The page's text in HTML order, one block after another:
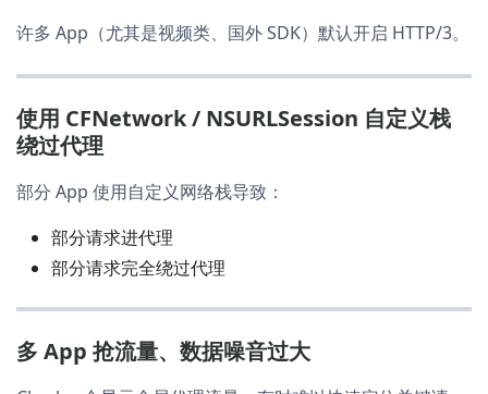
许多 App（尤其是视频类、国外 SDK）默认开启 HTTP/3。
使用 CFNetwork / NSURLSession 自定义栈
绕过代理
部分 App 使用自定义网络栈导致：
部分请求进代理
部分请求完全绕过代理
多 App 抢流量、数据噪音过大